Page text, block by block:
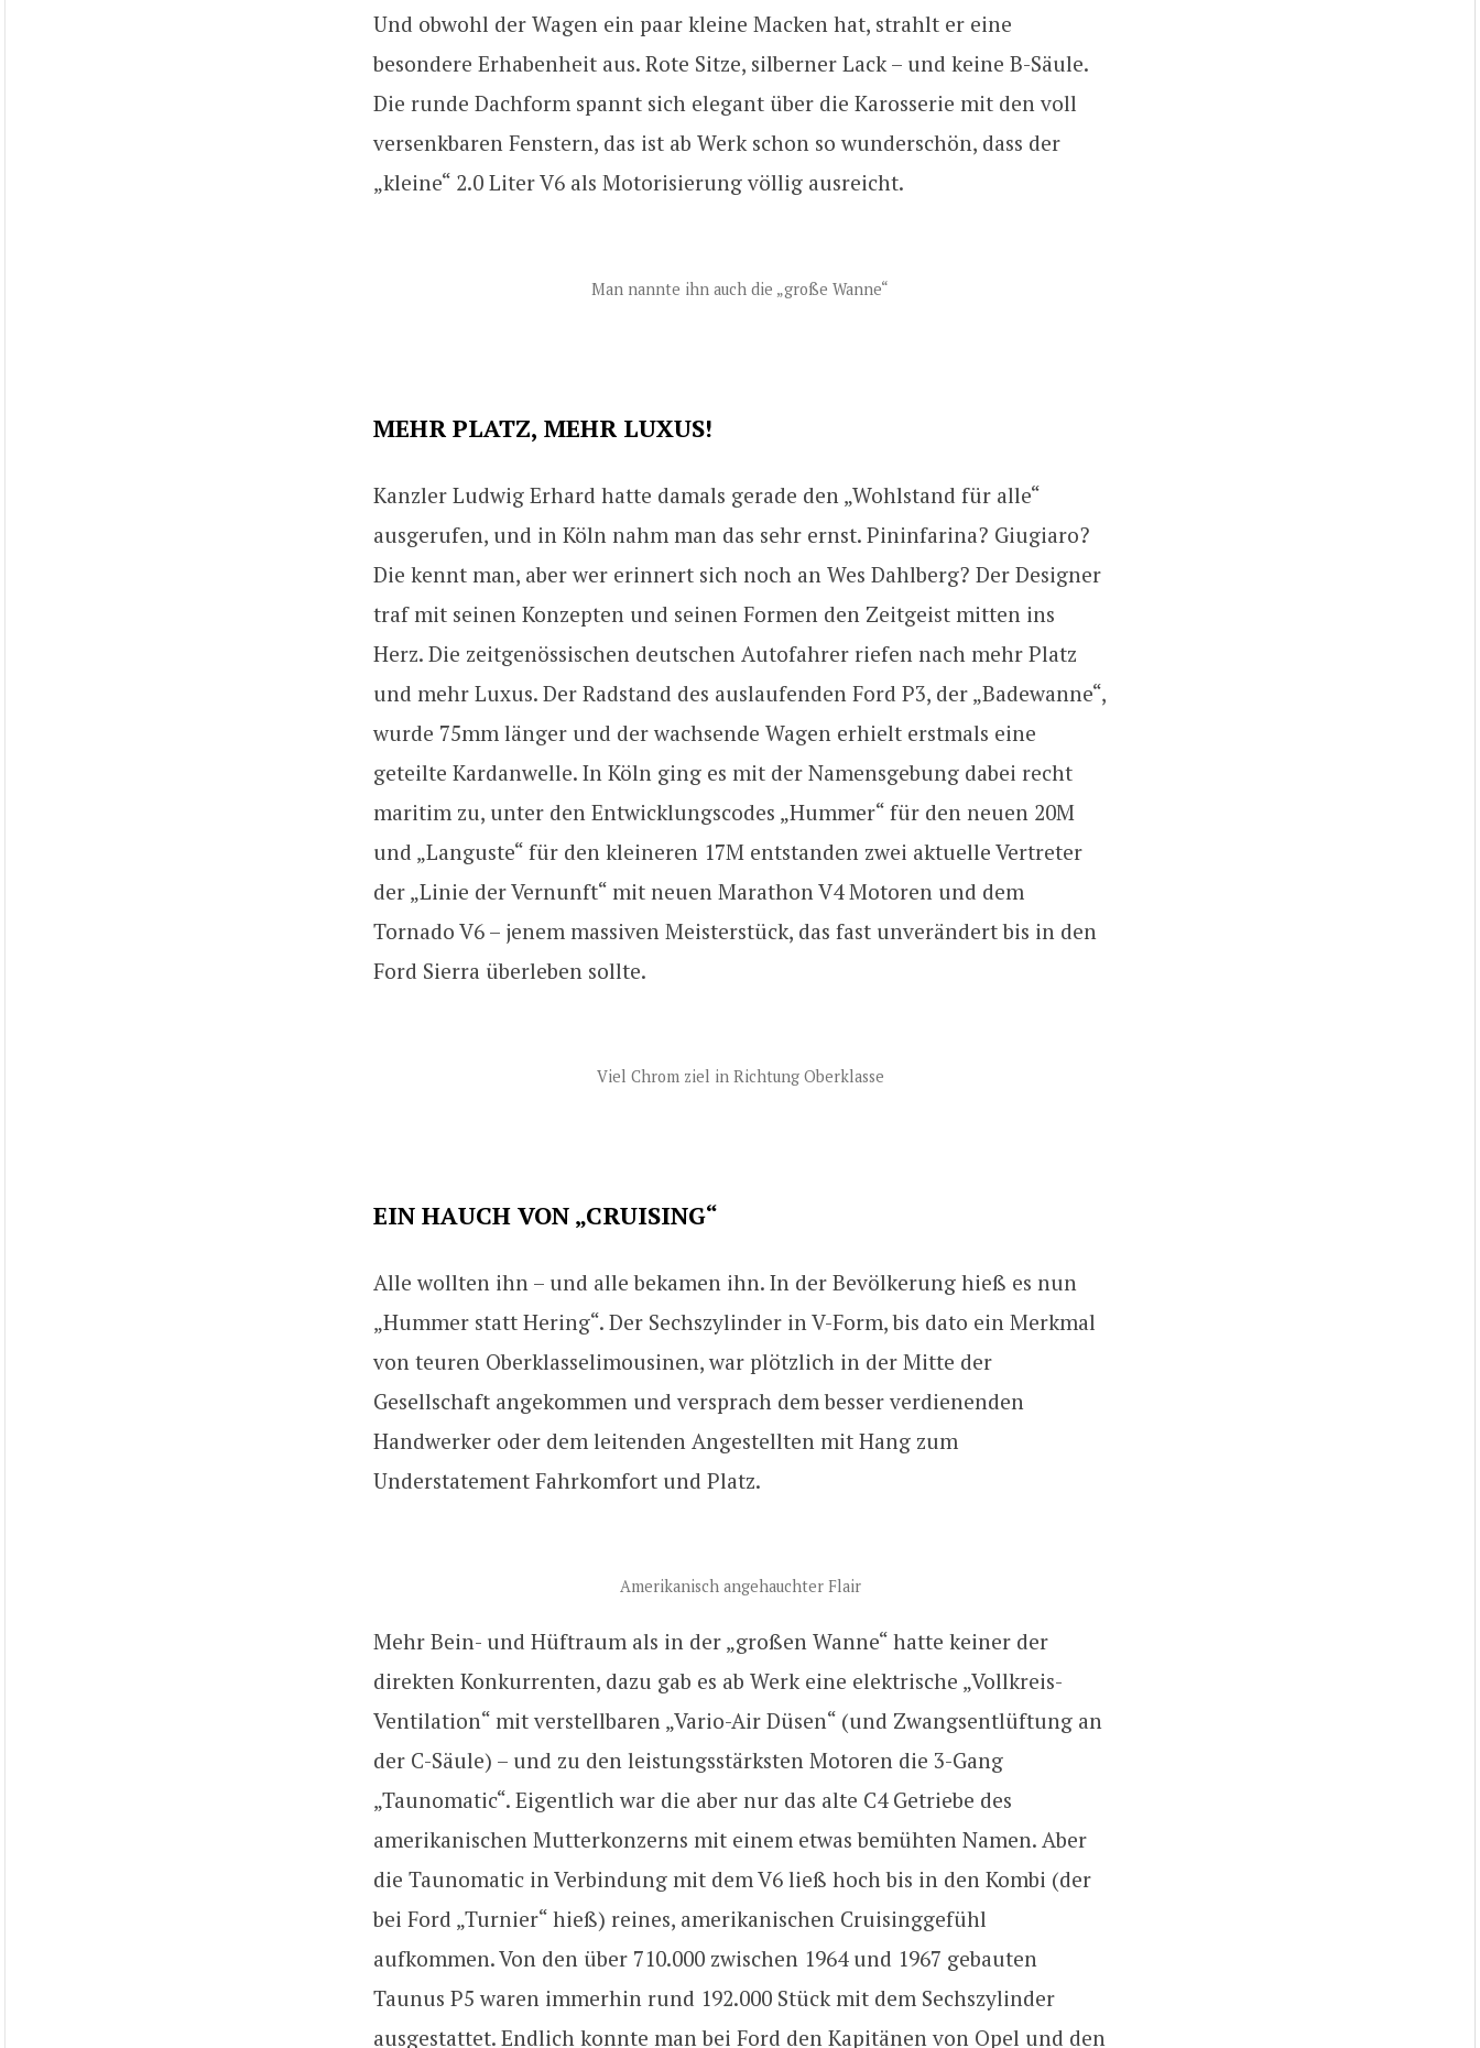
Und obwohl der Wagen ein paar kleine Macken hat, strahlt er eine
besondere Erhabenheit aus. Rote Sitze, silberner Lack – und keine B-Säule.
Die runde Dachform spannt sich elegant über die Karosserie mit den voll
versenkbaren Fenstern, das ist ab Werk schon so wunderschön, dass der
„kleine“ 2.0 Liter V6 als Motorisierung völlig ausreicht.
Man nannte ihn auch die „große Wanne“
MEHR PLATZ, MEHR LUXUS!
Kanzler Ludwig Erhard hatte damals gerade den „Wohlstand für alle“
ausgerufen, und in Köln nahm man das sehr ernst. Pininfarina? Giugiaro?
Die kennt man, aber wer erinnert sich noch an Wes Dahlberg? Der Designer
traf mit seinen Konzepten und seinen Formen den Zeitgeist mitten ins
Herz. Die zeitgenössischen deutschen Autofahrer riefen nach mehr Platz
und mehr Luxus. Der Radstand des auslaufenden Ford P3, der „Badewanne“,
wurde 75mm länger und der wachsende Wagen erhielt erstmals eine
geteilte Kardanwelle. In Köln ging es mit der Namensgebung dabei recht
maritim zu, unter den Entwicklungscodes „Hummer“ für den neuen 20M
und „Languste“ für den kleineren 17M entstanden zwei aktuelle Vertreter
der „Linie der Vernunft“ mit neuen Marathon V4 Motoren und dem
Tornado V6 – jenem massiven Meisterstück, das fast unverändert bis in den
Ford Sierra überleben sollte.
Viel Chrom ziel in Richtung Oberklasse
EIN HAUCH VON „CRUISING“
Alle wollten ihn – und alle bekamen ihn. In der Bevölkerung hieß es nun
„Hummer statt Hering“. Der Sechszylinder in V-Form, bis dato ein Merkmal
von teuren Oberklasselimousinen, war plötzlich in der Mitte der
Gesellschaft angekommen und versprach dem besser verdienenden
Handwerker oder dem leitenden Angestellten mit Hang zum
Understatement Fahrkomfort und Platz.
Amerikanisch angehauchter Flair
Mehr Bein- und Hüftraum als in der „großen Wanne“ hatte keiner der
direkten Konkurrenten, dazu gab es ab Werk eine elektrische „Vollkreis-
Ventilation“ mit verstellbaren „Vario-Air Düsen“ (und Zwangsentlüftung an
der C-Säule) – und zu den leistungsstärksten Motoren die 3-Gang
„Taunomatic“. Eigentlich war die aber nur das alte C4 Getriebe des
amerikanischen Mutterkonzerns mit einem etwas bemühten Namen. Aber
die Taunomatic in Verbindung mit dem V6 ließ hoch bis in den Kombi (der
bei Ford „Turnier“ hieß) reines, amerikanischen Cruisinggefühl
aufkommen. Von den über 710.000 zwischen 1964 und 1967 gebauten
Taunus P5 waren immerhin rund 192.000 Stück mit dem Sechszylinder
ausgestattet. Endlich konnte man bei Ford den Kapitänen von Opel und den